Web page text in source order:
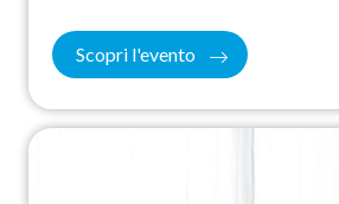
Scopri l'evento